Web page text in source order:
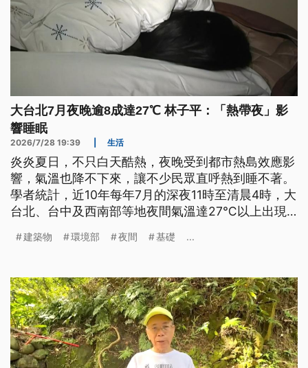
大台北7月夜晚逾8成達27℃ 林子平：「熱帶夜」影
響睡眠
2026/7/28 19:39 生活
炎炎夏日，不只白天酷熱，夜晚受到都市熱島效應影
響，氣溫也降不下來，讓不少民眾直呼熱到睡不著。
學者統計，近10年每年7月的深夜11時至清晨4時，大
台北、台中及西南部等地夜間氣溫達27℃以上出現
質，也加劇都市熱島情況。醫師提醒，高溫會降低睡
疾病患者，更要留意脫水風險。環境部也表示，未來
將把綠色基礎設施納入都市規劃，打造更能降溫的城
市環境。
建築物 環境部 夜間 基礎 ...